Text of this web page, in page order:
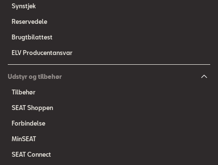
Synstjek
Reservedele
Brugtbilattest
ELV Producentansvar
Udstyr og tilbehør
Tilbehør
SEAT Shoppen
Forbindelse
MinSEAT
SEAT Connect